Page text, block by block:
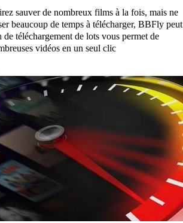
sauver de nombreux films à la fois, mais ne
beaucoup de temps à télécharger, BBFly peut
téléchargement de lots vous permet de
vidéos en un seul clic